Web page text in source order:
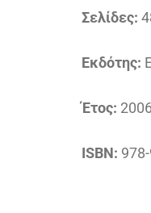
Σελίδες:
Εκδότης:
Έτος:
ISBN: